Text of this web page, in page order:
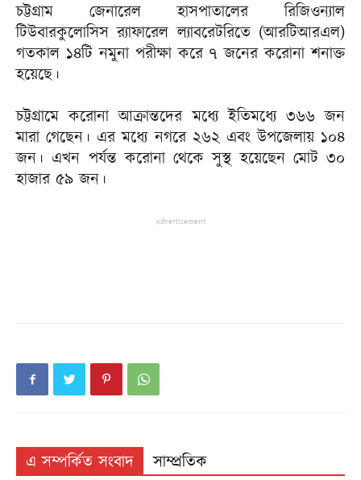
চট্টগ্রাম জেনারেল হাসপাতালের রিজিওন্যাল
টিউবারকুলোসিস র‌্যাফারেল ল্যাবরেটরিতে (আরটিআরএল)
গতকাল ১৪টি নমুনা পরীক্ষা করে ৭ জনের করোনা শনাক্ত
হয়েছে।
চট্টগ্রামে করোনা আক্রান্তদের মধ্যে ইতিমধ্যে ৩৬৬ জন
মারা গেছেন। এর মধ্যে নগরে ২৬২ এবং উপজেলায় ১০৪
জন। এখন পর্যন্ত করোনা থেকে সুস্থ হয়েছেন মোট ৩০
হাজার ৫৯ জন।
Advertisement
এ সম্পর্কিত সংবাদ সাম্প্রতিক